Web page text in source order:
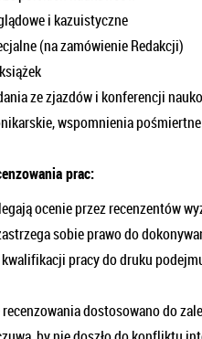
i kazuistyczne
(na zamówienie Redakcji)
ze zjazdów i konferencji
wspomnienia pośmiertne
prac:
ocenie przez recenzentów
sobie prawo do
pracy do druku
dostosowano do